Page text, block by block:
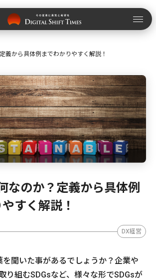
義から具体例までわかりやすく解説！
なのか？定義から具体例
すく解説！
DX経営
を聞いた事があるでしょうか？企業や
り組むSDGsなど、様々な形でSDGsが